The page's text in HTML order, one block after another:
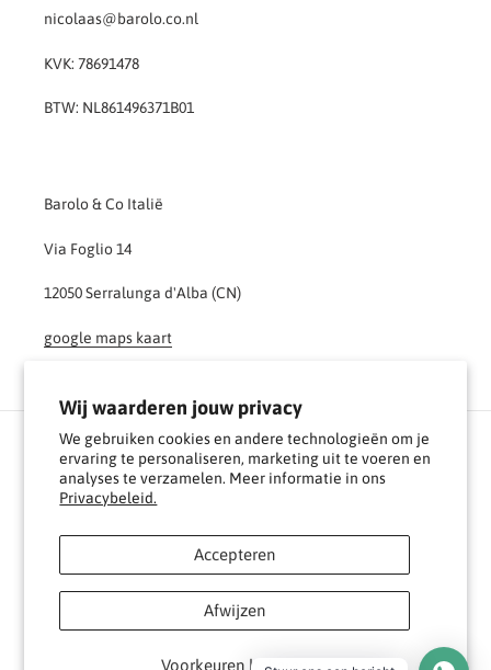
Wij waarderen jouw privacy
We gebruiken cookies en andere technologieën om je
ervaring te personaliseren, marketing uit te voeren en
analyses te verzamelen. Meer informatie in ons
Privacybeleid.
Voorkeuren beheren
Accepteren
Afwijzen
nicolaas@barolo.co.nl
KVK: 78691478
BTW: NL861496371B01
Barolo & Co Italië
Via Foglio 14
12050 Serralunga d'Alba (CN)
google maps kaart
FacebookInstagramYouTube